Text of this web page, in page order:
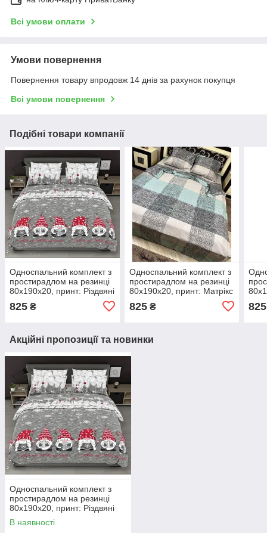
Всі умови оплати
Умови повернення
Повернення товару впродовж 14 днів за рахунок покупця
Всі умови повернення
Подібні товари компанії
Односпальний комплект з
простирадлом на резинці
80х190х20, принт: Різдвяні
825 ₴
Односпальний комплект з
простирадлом на резинці
80х190х20, принт: Матрікс
825₴ 825
Акційні пропозиції та новинки
Односпальний комплект з
простирадлом на резинці
80х190х20, принт: Різдвяні
гноми
В наявності